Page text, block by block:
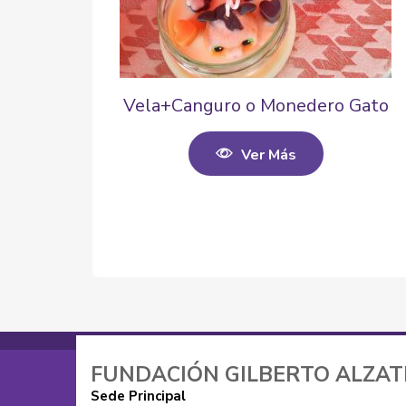
Vela+Canguro o Monedero Gato
Ver Más
FUNDACIÓN GILBERTO
Sede Principal